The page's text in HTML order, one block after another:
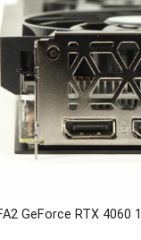
GeForce RTX 4060